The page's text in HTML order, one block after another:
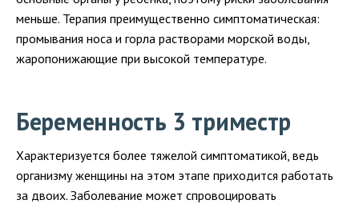
меньше. Терапия преимущественно симптоматическая:
промывания носа и горла растворами морской воды,
жаропонижающие при высокой температуре.
Беременность 3 триместр
Характеризуется более тяжелой симптоматикой, ведь
организму женщины на этом этапе приходится работать
за двоих. Заболевание может спровоцировать